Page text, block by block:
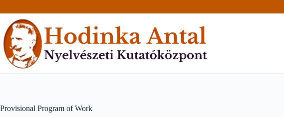
to
content
Provisional Program of Work